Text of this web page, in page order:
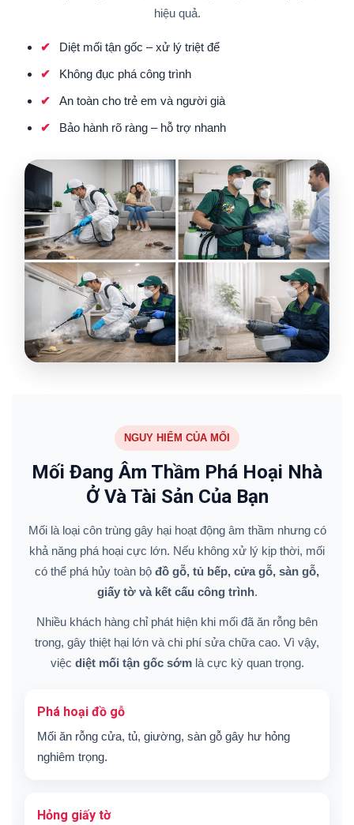
hiệu quả.
Diệt mối tận gốc – xử lý triệt để
Không đục phá công trình
An toàn cho trẻ em và người già
Bảo hành rõ ràng – hỗ trợ nhanh
NGUY HIỂM CỦA MỐI
Mối Đang Âm Thầm Phá Hoại Nhà
Ở Và Tài Sản Của Bạn
Mối là loại côn trùng gây hại hoạt động âm thầm nhưng có
khả năng phá hoại cực lớn. Nếu không xử lý kịp thời, mối
có thể phá hủy toàn bộ đồ gỗ, tủ bếp, cửa gỗ, sàn gỗ,
giấy tờ và kết cấu công trình.
Nhiều khách hàng chỉ phát hiện khi mối đã ăn rỗng bên
trong, gây thiệt hại lớn và chi phí sửa chữa cao. Vì vậy,
việc diệt mối tận gốc sớmlà cực kỳ quan trọng.
Phá hoại đồ gỗ
Mối ăn rỗng cửa, tủ, giường, sàn gỗ gây hư hỏng
nghiêm trọng.
Hỏng giấy tờ